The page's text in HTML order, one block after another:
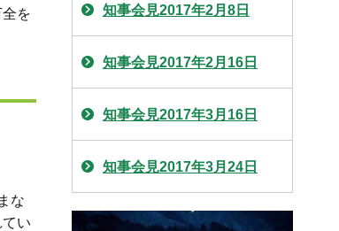
を
な
い
知事会見2017年2月8日
知事会見2017年2月16日
知事会見2017年3月16日
知事会見2017年3月24日